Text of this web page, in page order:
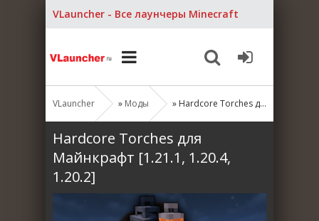
VLauncher - Все лаунчеры Minecraft
VLauncher » Моды » Hardcore Torches для Майнкрафт [1.21.1, 1.20.4, 1.20.2]
Hardcore Torches для
Майнкрафт [1.21.1, 1.20.4,
1.20.2]